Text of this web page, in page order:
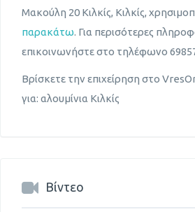
Μακούλη 20 Κιλκίς, Κιλκίς,
παρακάτω. Για περισότερες
επικοινωνήστε στο τηλέφωνο
Βρίσκετε την επιχείρηση στο
για: αλουμίνια Κιλκίς
Βίντεο